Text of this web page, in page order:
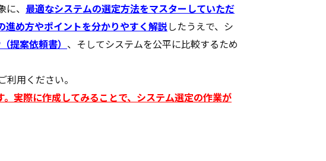
、 最適なシステムの選定方法をマスターしていただ
進め方やポイントを分かりやすく解説したうえで、シ
提案依頼書） 、そしてシステムを公平に比較するため
用ください。
実際に作成してみることで、システム選定の作業が